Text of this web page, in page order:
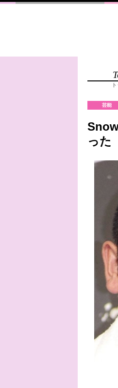
芸能
った